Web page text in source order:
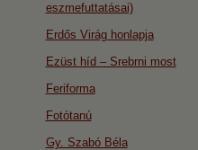
eszmefuttatásai)
Erdős Virág honlapja
Ezüst híd – Srebrni most
Feriforma
Fotótanú
Gy. Szabó Béla